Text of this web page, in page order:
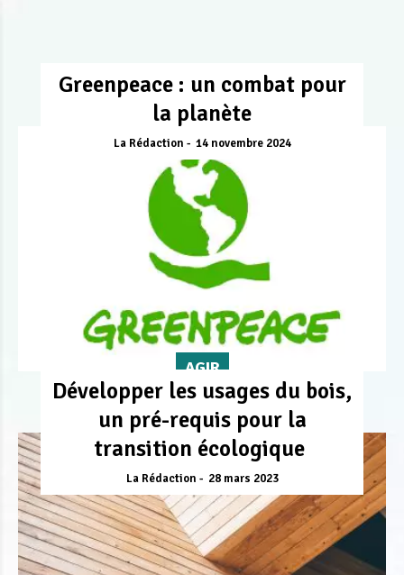
Greenpeace : un combat pour
la planète
La Rédaction 14 novembre 2024
AGIR
Développer les usages du bois,
un pré-requis pour la
transition écologique
La Rédaction 28 mars 2023